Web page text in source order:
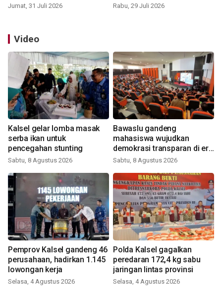
Jumat, 31 Juli 2026 Rabu, 29 Juli 2026
Video
Kalsel gelar lomba masak
serba ikan untuk
pencegahan stunting
Sabtu, 8 Agustus 2026
Bawaslu gandeng
mahasiswa wujudkan
demokrasi transparan di era
digital
Sabtu, 8 Agustus 2026
Pemprov Kalsel gandeng 46
perusahaan, hadirkan 1.145
lowongan kerja
Selasa, 4 Agustus 2026
Polda Kalsel gagalkan
peredaran 172,4 kg sabu
jaringan lintas provinsi
Selasa, 4 Agustus 2026